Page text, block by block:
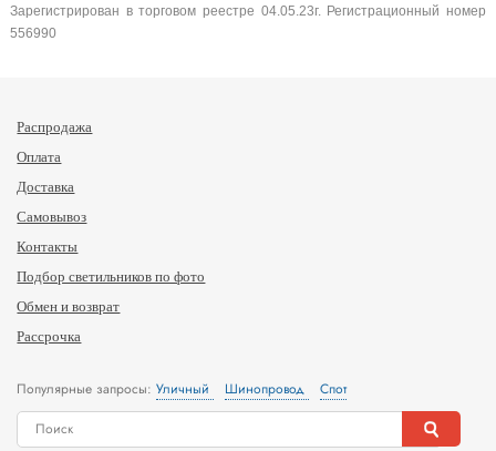
Зарегистрирован в торговом реестре 04.05.23г. Регистрационный номер
556990
Распродажа
Оплата
Доставка
Самовывоз
Контакты
Подбор светильников по фото
Обмен и возврат
Рассрочка
Популярные запросы:Уличный Шинопровод Спот